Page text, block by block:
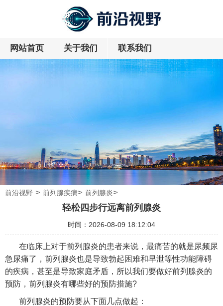
网站首页 关于我们 联系我们
前沿视野 > 前列腺疾病> 前列腺炎>
轻松四步行远离前列腺炎
时间：2026-08-09 18:12:04
在临床上对于前列腺炎的患者来说，最痛苦的就是尿频尿
急尿痛了，前列腺炎也是导致勃起困难和早泄等性功能障碍
的疾病，甚至是导致家庭矛盾，所以我们要做好前列腺炎的
预防，前列腺炎有哪些好的预防措施?
前列腺炎的预防要从下面几点做起：